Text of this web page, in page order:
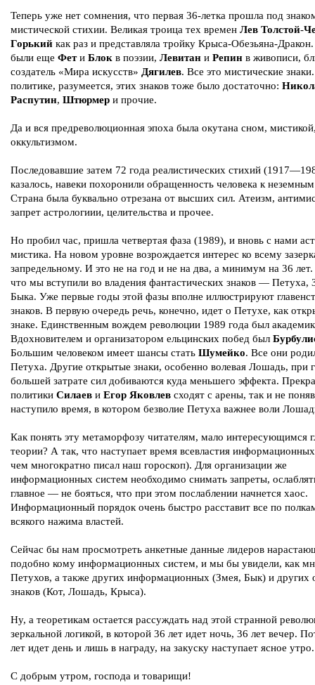
Теперь уже нет сомнения, что первая 36-летка прошла под
мистической стихии. Великая троица тех времен Лев Толстой-
Горький как раз и представляла тройку Крыса-Обезьяна-
были еще Фети Блок в поэзии, Левитан и Репин в живописи,
создатель «Мира искусств» Дягилев. Все это мистические
политике, разумеется, этих знаков тоже было достаточно:
Распутин, Штюрмер и прочие.
Да и вся предреволюционная эпоха была окутана сном,
оккультизмом.
Последовавшие затем 72 года реалистических стихий
казалось, навеки похоронили обращенность человека к
Страна была буквально отрезана от высших сил. Атеизм,
запрет астрологиии, целительства и прочее.
Нo пробил час, пришла четвертая фаза (1989), и вновь с нами
мистика. На новом уровне возрождается интерес ко всему
запредельному. И это не на год и не на два, а минимум на 36
что мы вступили во владения фантастических знаков — Петуха,
Быка. Уже первые годы этой фазы вполне иллюстрируют
знаков. В первую очередь речь, конечно, идет о Петухе, как
знаке. Единственным вождем революции 1989 года был
Вдохновителем и организатором ельцинских побед был
Большим человеком имеет шансы стать Шумейко. Все они
Петуха. Другие открытые знаки, особенно волевая Лошадь, при
большей затрате сил добиваются куда меньшего эффекта.
политики Силаев и Егор Яковлев сходят с арены, так и не
наступило время, в котором безволие Петуха важнее воли
Как понять эту метаморфозу читателям, мало интересующимся
теории? А так, что наступает время всевластия
чем многократно писал наш гороскоп). Для организации же
информационных систем необходимо снимать запреты,
главное — не бояться, что при этом послаблении начнется хаос.
Информационный порядок очень быстро расставит все по
всякого нажима властей.
Сейчас бы нам просмотреть анкетные данные лидеров
подобно кому информационных систем, и мы бы увидели, как
Петухов, а также других информационных (Змея, Бык) и других
знаков (Кот, Лошадь, Крыса).
Ну, а теоретикам остается рассуждать над этой странной
зеркальной логикой, в которой 36 лет идет ночь, 36 лет вечер.
лет идет день и лишь в награду, на закуску наступает ясное утро.
С добрым утром, господа и товарищи!